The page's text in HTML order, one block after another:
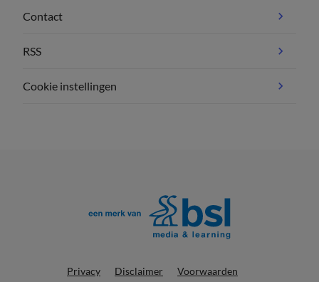
Contact
RSS
Cookie instellingen
Privacy Disclaimer Voorwaarden